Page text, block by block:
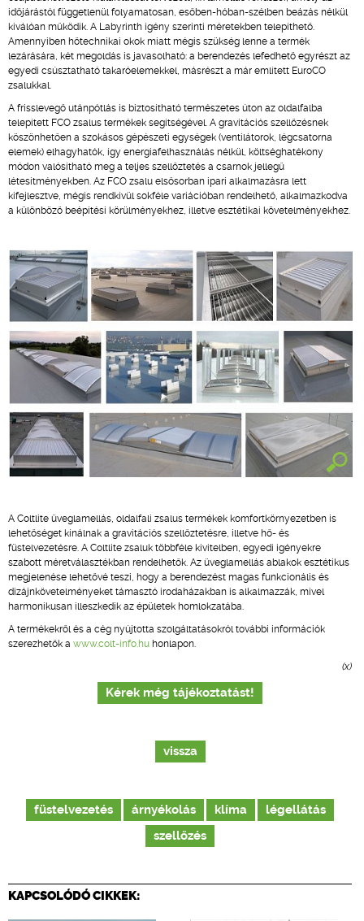
időjárástól függetlenül folyamatosan, esőben-hóban-szélben beázás nélkül
kiválóan működik. A Labyrinth igény szerinti méretekben telepíthető.
Amennyiben hőtechnikai okok miatt mégis szükség lenne a termék
lezárására, két megoldás is javasolható: a berendezés lefedhető egyrészt az
egyedi csúsztatható takaróelemekkel, másrészt a már említett EuroCO
zsalukkal.
A frisslevegő utánpótlás is biztosítható természetes úton az oldalfalba
telepített FCO zsalus termékek segítségével. A gravitációs szellőzésnek
köszönhetően a szokásos gépészeti egységek (ventilátorok, légcsatorna
elemek) elhagyhatók, így energiafelhasználás nélkül, költséghatékony
módon valósítható meg a teljes szellőztetés a csarnok jellegű
létesítményekben. Az FCO zsalu elsősorban ipari alkalmazásra lett
kifejlesztve, mégis rendkívül sokféle variációban rendelhető, alkalmazkodva
a különböző beépítési körülményekhez, illetve esztétikai követelményekhez.
A Coltlite üveglamellás, oldalfali zsalus termékek komfortkörnyezetben is
lehetőséget kínálnak a gravitációs szellőztetésre, illetve hő- és
füstelvezetésre. A Coltlite zsaluk többféle kivitelben, egyedi igényekre
szabott méretválasztékban rendelhetők. Az üveglamellás ablakok esztétikus
megjelenése lehetővé teszi, hogy a berendezést magas funkcionális és
dizájnkövetelményeket támasztó irodaházakban is alkalmazzák, mivel
harmonikusan illeszkedik az épületek homlokzatába.
A termékekről és a cég nyújtotta szolgáltatásokról további információk
szerezhetők a www.colt-info.hu honlapon.
(x)
Kérek még tájékoztatást!
vissza
füstelvezetés árnyékolás klíma
légellátás
szellőzés
KAPCSOLÓDÓ CIKKEK: